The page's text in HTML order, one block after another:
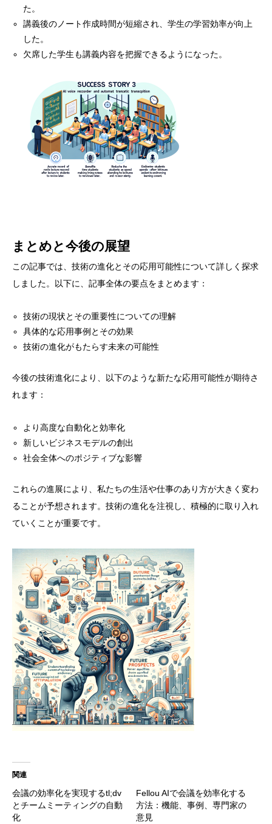
た。
講義後のノート作成時間が短縮され、学生の学習効率が向上
した。
欠席した学生も講義内容を把握できるようになった。
まとめと今後の展望
この記事では、技術の進化とその応用可能性について詳しく探求
しました。以下に、記事全体の要点をまとめます：
技術の現状とその重要性についての理解
具体的な応用事例とその効果
技術の進化がもたらす未来の可能性
今後の技術進化により、以下のような新たな応用可能性が期待さ
れます：
より高度な自動化と効率化
新しいビジネスモデルの創出
社会全体へのポジティブな影響
これらの進展により、私たちの生活や仕事のあり方が大きく変わ
ることが予想されます。技術の進化を注視し、積極的に取り入れ
ていくことが重要です。
関連
会議の効率化を実現するtl;dv
とチームミーティングの自動
化
Fellou AIで会議を効率化する
方法：機能、事例、専門家の
意見